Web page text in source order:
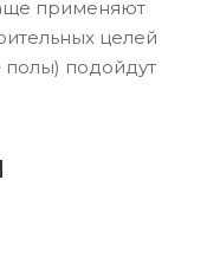
применяют
целей
подойдут